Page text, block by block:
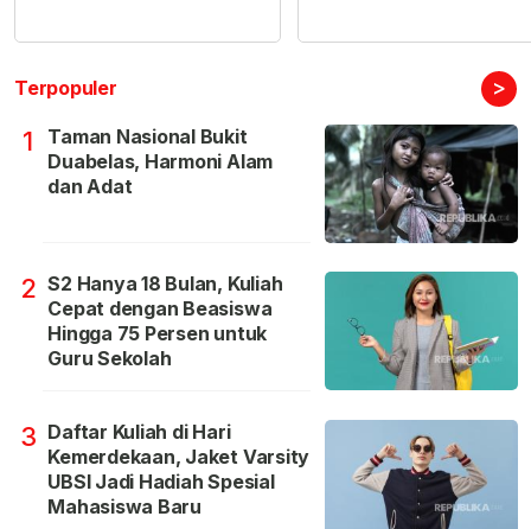
Terpopuler >
1
Taman Nasional Bukit
Duabelas, Harmoni Alam
dan Adat
2 S2 Hanya 18 Bulan, Kuliah
Cepat dengan Beasiswa
Hingga 75 Persen untuk
Guru Sekolah
3 Daftar Kuliah di Hari
Kemerdekaan, Jaket Varsity
UBSI Jadi Hadiah Spesial
Mahasiswa Baru